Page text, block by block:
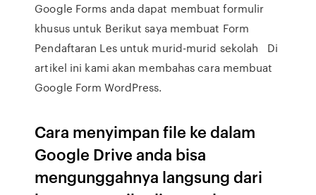
Google Forms anda dapat membuat formulir
khusus untuk Berikut saya membuat Form
Pendaftaran Les untuk murid-murid sekolah Di
artikel ini kami akan membahas cara membuat
Google Form WordPress.
Cara menyimpan file ke dalam
Google Drive anda bisa
mengunggahnya langsung dari